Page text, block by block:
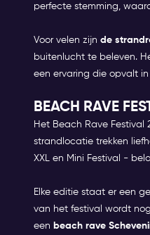
perfecte stemming,
Voor velen zijn de
buitenlucht te beleven.
een ervaring die opvalt
BEACH RAVE
Het Beach Rave
strandlocatie trekken
XXL en Mini Festival -
Elke editie staat er een
van het festival wordt
een beach rave